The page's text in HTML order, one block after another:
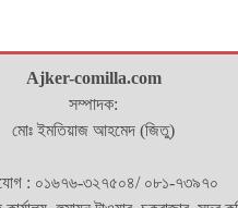
প্রবাসীর মৃত্যু : দীর্ঘ সময় সড়ক
অর্থনীতিতে বড় লাফ: ২০২৯
৫.১ ট্রিলিয়ন ডলারে পৌঁছাচ্ছে
শ্রদ্ধা, স্মরণ ও অঙ্গীকারে
Ajker-comilla.com
সম্পাদক:
মোঃ ইমতিয়াজ আহমেদ (জিতু)
: ০১৬৭৬-৩২৭৫০৪/ ০৮১-৭৩৯৭০